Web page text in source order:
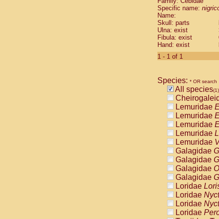
Cebidae
Cebidae
Cebidae
Cebidae
Cebidae
Cebidae
Cebidae
Cebidae
Cebidae
Cebidae
Cebidae
Cebidae
Atelidae
Atelidae
Atelidae
Atelidae
Atelidae
Atelidae
Atelidae
Atelidae
Atelidae
Atelidae
Pitheciidae
Specific name:
Name:
Skull: parts
Ulna: exist
Fibula: exist
Hand: exist
1 - 1 of 1
Species: * OR search
All species(1)
Lemuridae
Lemuridae
Lemuridae
Lemuridae
Lemuridae
Galagidae
Galagidae
Galagidae
Galagidae
Loridae
Loridae
Loridae
Loridae